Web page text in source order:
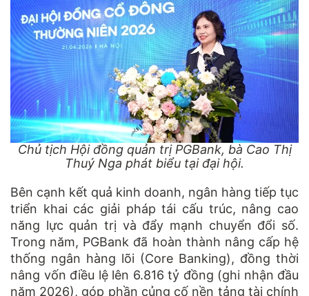
Chủ tịch Hội đồng quản trị PGBank, bà Cao Thị
Thuý Nga phát biểu tại đại hội.
Bên cạnh kết quả kinh doanh, ngân hàng tiếp tục
triển khai các giải pháp tái cấu trúc, nâng cao
năng lực quản trị và đẩy mạnh chuyển đổi số.
Trong năm, PGBank đã hoàn thành nâng cấp hệ
thống ngân hàng lõi (Core Banking), đồng thời
nâng vốn điều lệ lên 6.816 tỷ đồng (ghi nhận đầu
năm 2026), góp phần củng cố nền tảng tài chính